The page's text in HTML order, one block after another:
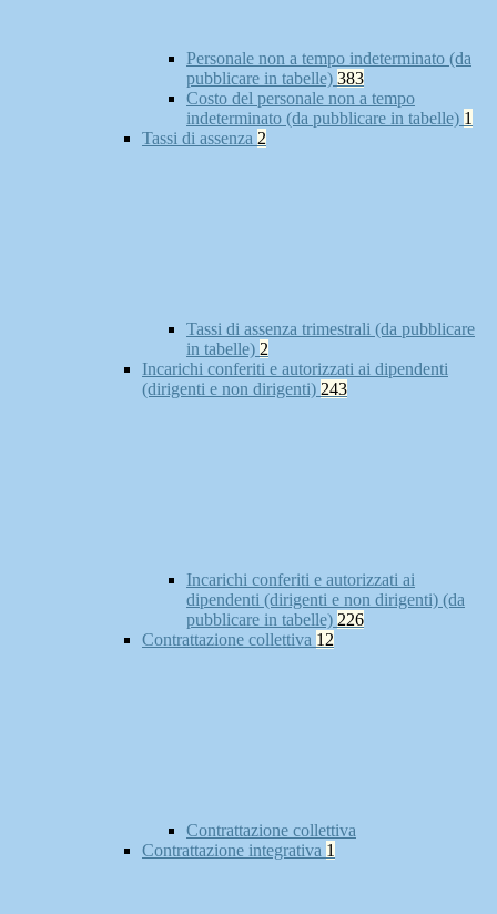
Personale non a tempo indeterminato (da
pubblicare in tabelle) 383
Costo del personale non a tempo
indeterminato (da pubblicare in tabelle) 1
Tassi di assenza 2
Tassi di assenza trimestrali (da pubblicare
in tabelle) 2
Incarichi conferiti e autorizzati ai dipendenti
(dirigenti e non dirigenti) 243
Incarichi conferiti e autorizzati ai
dipendenti (dirigenti e non dirigenti) (da
pubblicare in tabelle) 226
Contrattazione collettiva 12
Contrattazione collettiva
Contrattazione integrativa 1